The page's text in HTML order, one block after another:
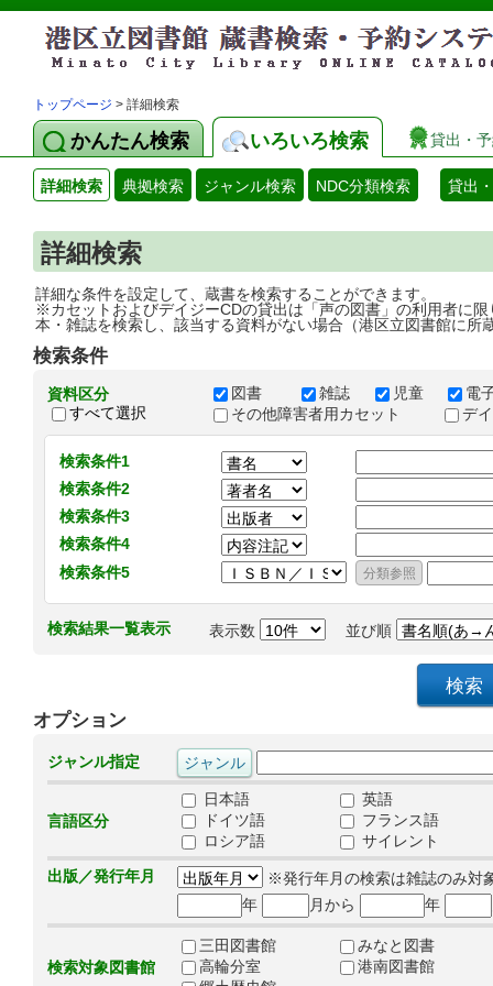
トップページ > 詳細検索
かんたん検索 いろいろ検索 貸出・
詳細検索 典拠検索 ジャンル検索 NDC分類検索 貸出
詳細検索
詳細な条件を設定して、蔵書を検索することができます。
※カセットおよびデイジーCDの貸出は「声の図書」の利用者に限
本・雑誌を検索し、該当する資料がない場合（港区立図書館に所
検索条件
資料区分
すべて選択
図書 雑誌 児童
電
その他障害者用カセット
デ
検索条件1
検索条件2
検索条件3
検索条件4
検索条件5
検索結果一覧表示 表示数 並び順
オプション
ジャンル指定
言語区分
日本語
英語
ドイツ語
フランス語
ロシア語
サイレント
出版／発行年月
※発行年月の検索は雑誌のみ対
年
月から 年
検索対象図書館
三田図書館
みなと図書
高輪分室
港南図書館